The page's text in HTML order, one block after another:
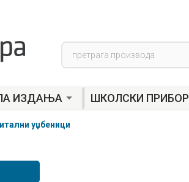
Products
search
ИЗДАЊА ШКОЛСКИ ПРИБОР
уџбеници